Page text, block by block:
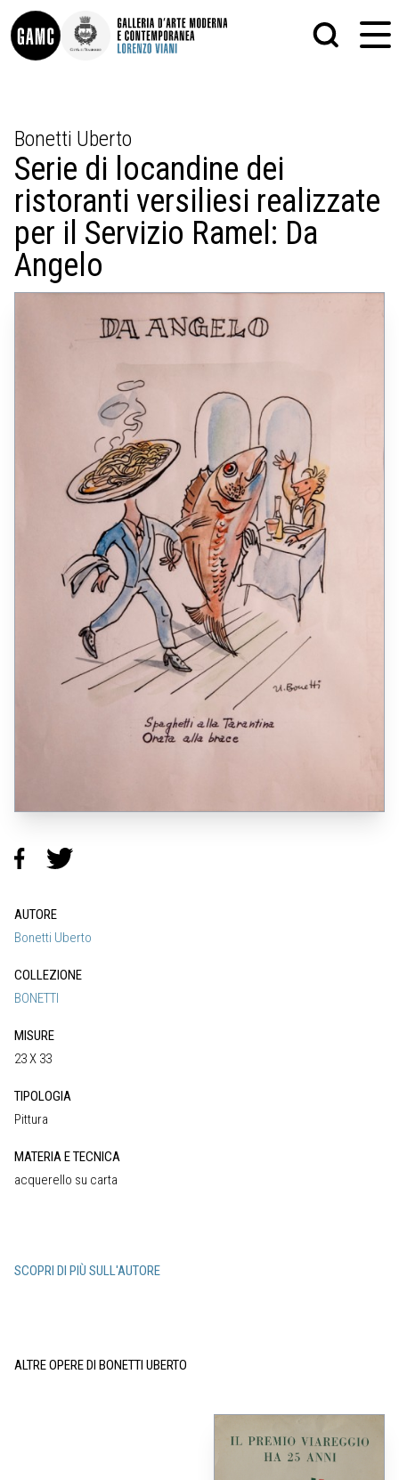
CONTATTI
DIDATTICA
SHOP
LE COLLEZIONI
GLI AUTORI
LORENZO VIANI
MOSTRE
SCULTURA
STAMPA
ALTRO
MATRICI XILOGRAFICHE
FOTOGRAFIA
Bonetti Uberto
Serie di locandine dei
ristoranti versiliesi realizzate
per il Servizio Ramel: Da
Angelo
AUTORE
Bonetti Uberto
COLLEZIONE
BONETTI
MISURE
23 X 33
TIPOLOGIA
Pittura
MATERIA E TECNICA
acquerello su carta
SCOPRI DI PIÙ SULL'AUTORE
ALTRE OPERE DI BONETTI UBERTO